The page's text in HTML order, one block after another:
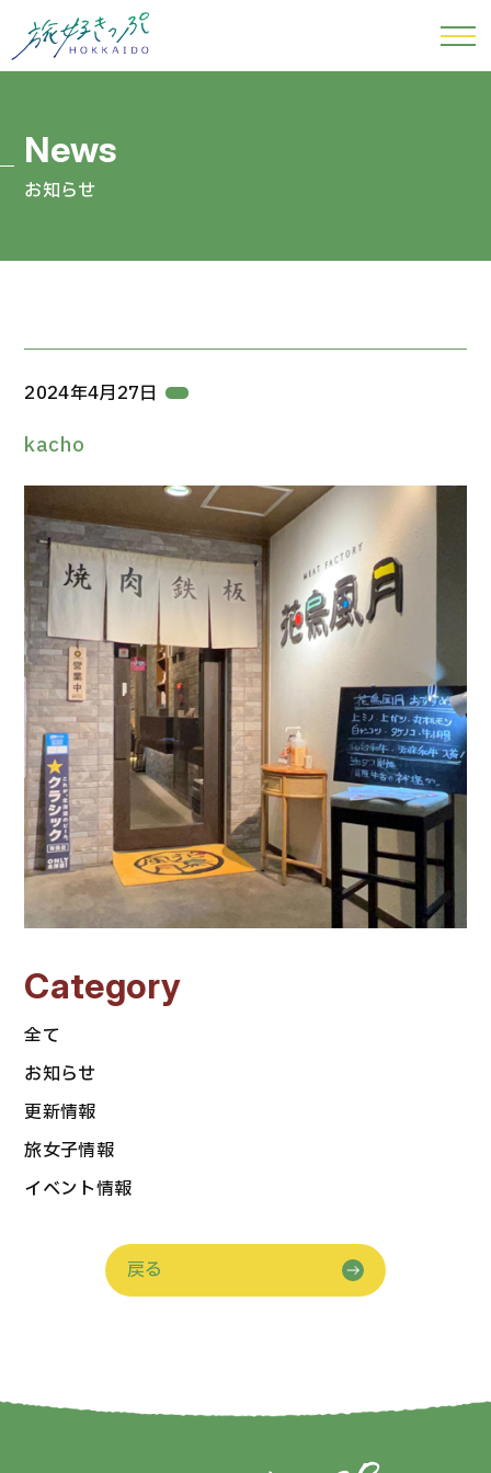
お知らせ
2024年4月27日
kacho
Category
全て
お知らせ
更新情報
旅女子情報
イベント情報
戻る